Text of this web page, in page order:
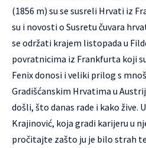
(1856 m) su se susreli Hrvati iz
su i novosti o Susretu čuvara
se održati krajem listopada u
povratnicima iz Frankfurta koji
Fenix donosi i veliki prilog s
Gradišćanskim Hrvatima u
došli, što danas rade i kako žive.
Krajinović, koja gradi karijeru u
pročitajte zašto ju je bilo strah